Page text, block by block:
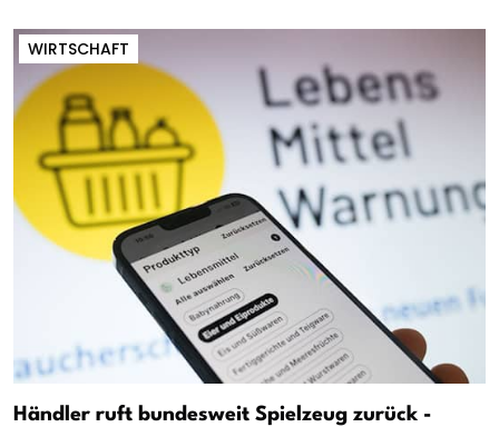
WIRTSCHAFT
Händler ruft bundesweit Spielzeug zurück -